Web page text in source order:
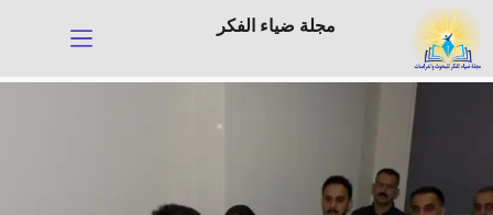
التجاوز
المحتوى
مجلة ضياء الفكر